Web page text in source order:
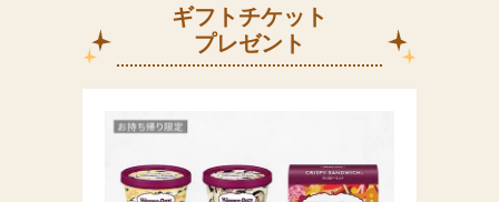
ギフトチケット
プレゼント